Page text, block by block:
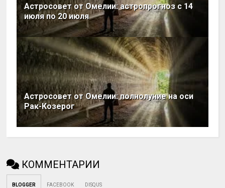
Астросовет от Омелии: астропрогноз с 14
июля по 20 июля
Астросовет от Омелии: полнолуние на оси
Рак-Козерог
КОММЕНТАРИИ
BLOGGER FACEBOOK DISQUS